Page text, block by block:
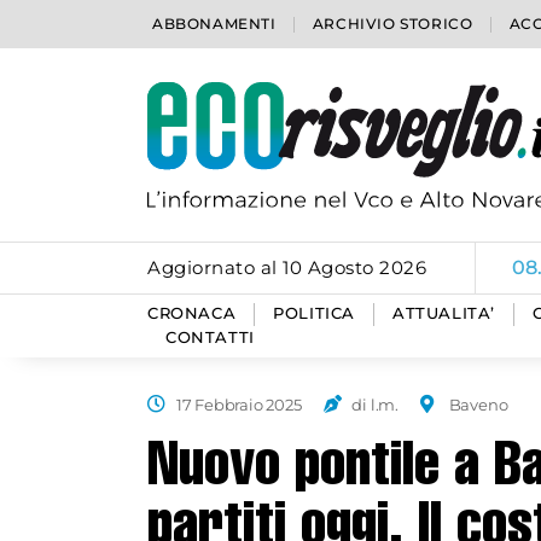
ABBONAMENTI ARCHIVIO STORICO
Aggiornato al 10 Agosto 2026
CRONACA POLITICA ATTUALITA’
CONTATTI
17 Febbraio 2025 di l.m. Baveno
Nuovo pontile a